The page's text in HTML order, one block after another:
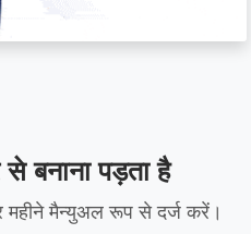
बनाना पड़ता है
महीने मैन्युअल रूप से दर्ज करें।